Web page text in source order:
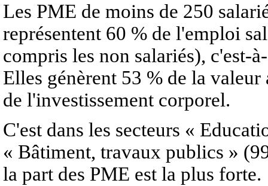
Les PME de moins de 250
représentent 60 % de l'emploi
compris les non salariés), c'est-
Elles génèrent 53 % de la
de l'investissement corporel.
C'est dans les secteurs «
« Bâtiment, travaux publics »
la part des PME est la plus forte.